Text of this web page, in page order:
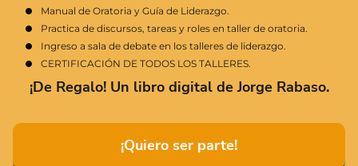
Manual de Oratoria y Guía de Liderazgo.
Practica de discursos, tareas y roles en taller de oratoria.
Ingreso a sala de debate en los talleres de liderazgo.
CERTIFICACIÓN DE TODOS LOS TALLERES.
¡De Regalo! Un libro digital de Jorge Rabaso.
¡Quiero ser parte!